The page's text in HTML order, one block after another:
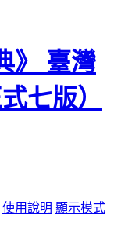
使用說明 顯示模式